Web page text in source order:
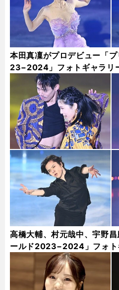
本田真凜がプロデビュー「
23−2024」フォトギャラリ
高橋大輔、村元哉中、宇野
ールド2023−2024」フォト